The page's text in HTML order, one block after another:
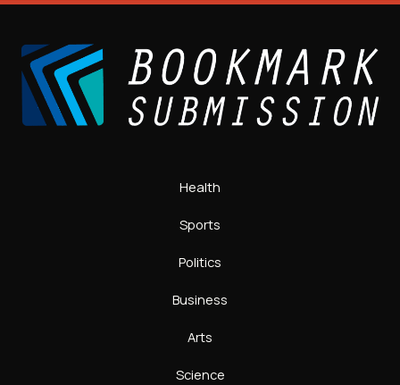
Health
Sports
Politics
Business
Arts
Science